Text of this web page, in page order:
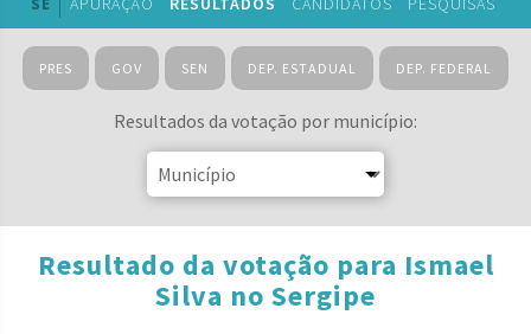
PRES GOV SEN DEP. ESTADUAL DEP. FEDERAL
Resultados da votação por município:
Resultado da votação para Ismael
Silva no Sergipe